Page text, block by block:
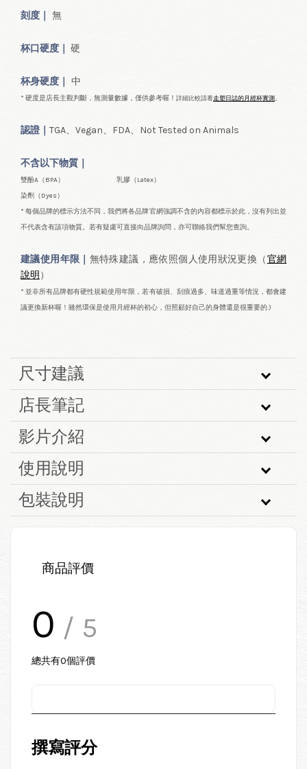
刻度｜ 無
杯口硬度｜ 硬
杯身硬度｜ 中
* 硬度是店長主觀判斷，無測量數據，僅供參考喔！ 詳細比較請看走塑日誌的月經杯實測 。
認證｜ TGA、Vegan、FDA、Not Tested on Animals
不含以下物質｜
雙酚A（BPA）
乳膠（Latex）
染劑（Dyes）
* 每個品牌的標示方法不同，我們將各品牌官網強調不含的內容都標示於此，沒有列出並
不代表含有該項物質。若有疑慮可直接向品牌詢問，亦可聯絡我們幫您查詢。
建議使用年限｜ 無特殊建議，應依照個人使用狀況更換（官網
說明 ）
* 並非所有品牌都有硬性規範使用年限，若有破損、刮痕過多、味道過重等情況，都會建
議更換新杯喔！雖然環保是使用月經杯的初心，但照顧好自己的身體還是很重要的:)
尺寸建議
店長筆記
影片介紹
使用說明
包裝說明
商品評價
0 / 5
總共有0個評價
撰寫評分